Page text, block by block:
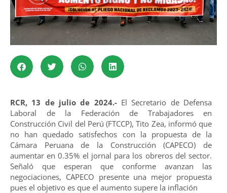
RCR, 13 de julio de 2024.- El Secretario de Defensa
Laboral de la Federación de Trabajadores en
Construcción Civil del Perú (FTCCP), Tito Zea, informó que
no han quedado satisfechos con la propuesta de la
Cámara Peruana de la Construcción (CAPECO) de
aumentar en 0.35% el jornal para los obreros del sector.
Señaló que esperan que conforme avanzan las
negociaciones, CAPECO presente una mejor propuesta
pues el objetivo es que el aumento supere la inflación